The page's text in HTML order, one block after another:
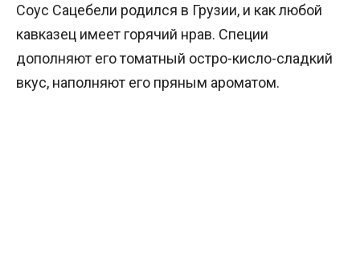
Соус Сацебели родился в Грузии, и как любой
кавказец имеет горячий нрав. Специи
дополняют его томатный остро-кисло-сладкий
вкус, наполняют его пряным ароматом.